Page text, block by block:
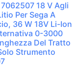
18 V Agli
Per Sega A
36 W 18V Li-Ion
0-3000
Del Tratto
Strumento